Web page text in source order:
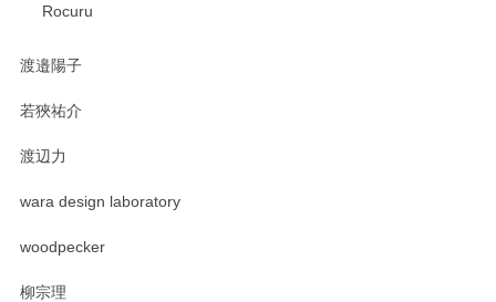
Rocuru
渡邉陽子
若狹祐介
渡辺力
wara design laboratory
woodpecker
柳宗理